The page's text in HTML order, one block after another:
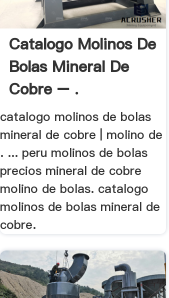
Catalogo Molinos De
Bolas Mineral De
Cobre – .
catalogo molinos de bolas
mineral de cobre | molino de
. ... peru molinos de bolas
precios mineral de cobre
molino de bolas. catalogo
molinos de bolas mineral de
cobre.